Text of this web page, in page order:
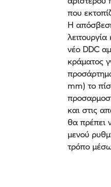
που
Η
νέο DDC
κράματος
mm) το
και στις
θα πρέπει
μενού
τρόπο